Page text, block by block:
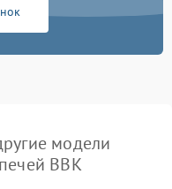
модели
BBK